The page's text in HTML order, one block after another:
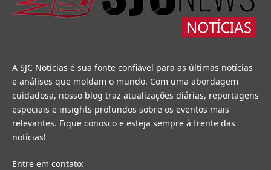
A SJC Notícias é sua fonte confiável para as últimas notícias
e análises que moldam o mundo. Com uma abordagem
cuidadosa, nosso blog traz atualizações diárias, reportagens
especiais e insights profundos sobre os eventos mais
relevantes. Fique conosco e esteja sempre à frente das
notícias!
Entre em contato: